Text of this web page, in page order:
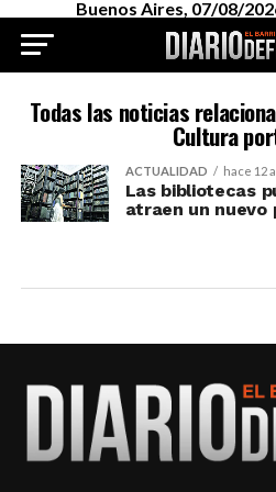
Buenos Aires, 07/08/
Todas las noticias
Cultura
ACTUALIDAD hace 12
Las bibliotecas
atraen un nuevo